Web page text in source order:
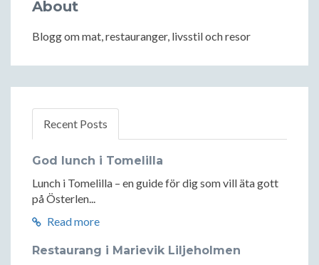
About
Blogg om mat, restauranger, livsstil och resor
Recent Posts
God lunch i Tomelilla
Lunch i Tomelilla – en guide för dig som vill äta gott
på Österlen...
Read more
Restaurang i Marievik Liljeholmen